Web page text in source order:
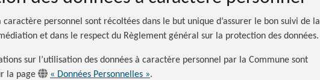
caractère personnel sont récoltées dans le but unique d’assurer le bon suivi de la
et dans le respect du Règlement général sur la protection des données.
sur l’utilisation des données à caractère personnel par la Commune sont
la page
« Données Personnelles ».